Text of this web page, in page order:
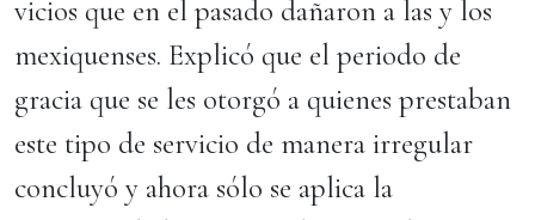
vicios que en el pasado dañaron a las y los
mexiquenses. Explicó que el periodo de
gracia que se les otorgó a quienes prestaban
este tipo de servicio de manera irregular
concluyó y ahora sólo se aplica la